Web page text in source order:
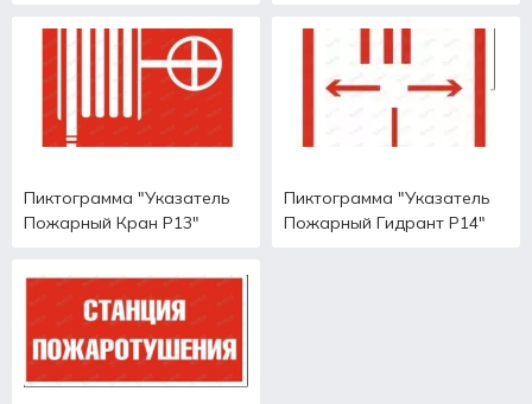
Пиктограмма "Указатель
Пожарный Кран Р13"
Пиктограмма "Указатель
Пожарный Гидрант Р14"